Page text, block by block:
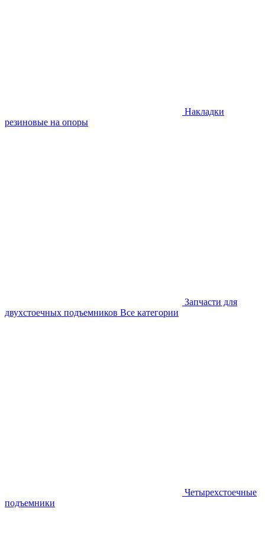
Накладки
резиновые на опоры
Запчасти для
двухстоечных подъемников Все категории
Четырехстоечные
подъемники